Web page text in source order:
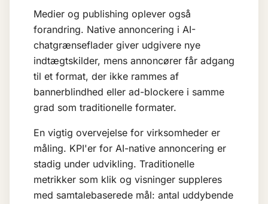
Medier og publishing oplever også
forandring. Native annoncering i AI-
chatgrænseflader giver udgivere nye
indtægtskilder, mens annoncører får adgang
til et format, der ikke rammes af
bannerblindhed eller ad-blockere i samme
grad som traditionelle formater.
En vigtig overvejelse for virksomheder er
måling. KPI'er for AI-native annoncering er
stadig under udvikling. Traditionelle
metrikker som klik og visninger suppleres
med samtalebaserede mål: antal uddybende